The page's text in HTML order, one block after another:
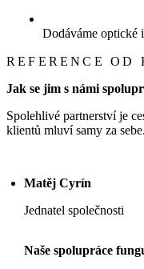
Dodáváme optické
REFERENCE OD
Jak se jim s námi
Spolehlivé partnerství je
klientů mluví samy za sebe.
Matěj Cyrín
Jednatel společnosti
Naše spolupráce